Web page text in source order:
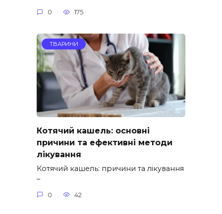
0 175
ТВАРИНИ
Котячий кашель: основні
причини та ефективні методи
лікування
Котячий кашель: причини та лікування
–
0 42